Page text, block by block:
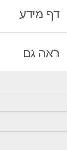
דף מידע
ראה גם